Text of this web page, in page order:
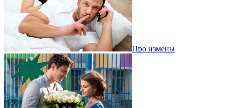
Про измены